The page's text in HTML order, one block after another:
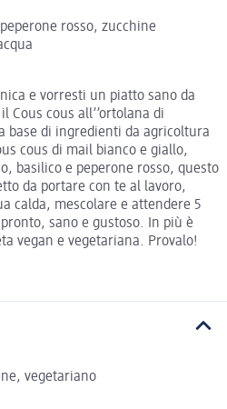
rosso, zucchine
e vorresti un piatto sano da
Cous cous all’’ortolana di
base di ingredienti da agricoltura
cous di mail bianco e giallo,
basilico e peperone rosso, questo
da portare con te al lavoro,
calda, mescolare e attendere 5
sano e gustoso. In più è
vegan e vegetariana. Provalo!
vegetariano